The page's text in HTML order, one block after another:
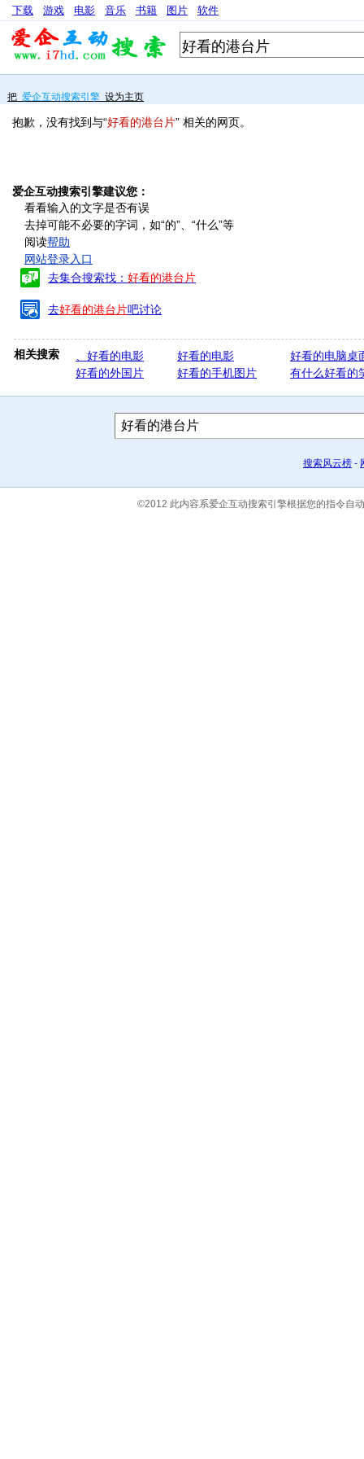
下载 游戏 电影 音乐 书籍 图片 软件
把 爱企互动搜索引擎 设为主页
抱歉，没有找到与“好看的港台片” 相关的网页。
爱企互动搜索引擎建议您：
看看输入的文字是否有误
去掉可能不必要的字词，如“的”、“什么”等
阅读帮助
网站登录入口
去集合搜索找： 好看的港台片
去好看的港台片吧讨论
相关搜索 、好看的电影 好看的电影
好看的电脑桌
好看的外国片
好看的手机图片 有什么好看的
搜索风云榜 -
©2012 此内容系爱企互动搜索引擎根据您的指令自